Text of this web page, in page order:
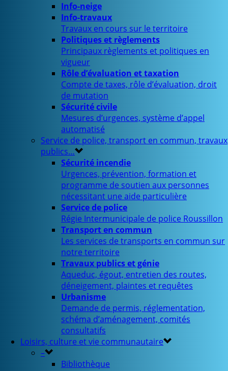
Info-neige
Info-travaux
Travaux en cours sur le territoire
Politiques et règlements
Principaux règlements et politiques en
vigueur
Rôle d’évaluation et taxation
Compte de taxes, rôle d’évaluation, droit
de mutation
Sécurité civile
Mesures d’urgences, système d’appel
automatisé
Service de police, transport en commun, travaux
publics…
Sécurité incendie
Urgences, prévention, formation et
programme de soutien aux personnes
nécessitant une aide particulière
Service de police
Régie Intermunicipale de police Roussillon
Transport en commun
Les services de transports en commun sur
notre territoire
Travaux publics et génie
Aqueduc, égout, entretien des routes,
déneigement, plaintes et requêtes
Urbanisme
Demande de permis, réglementation,
schéma d’aménagement, comités
consultatifs
Loisirs, culture et vie communautaire
–
Bibliothèque